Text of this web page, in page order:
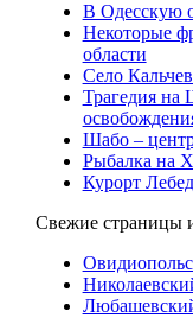
В Одесскую
Некоторые
области
Село
Трагедия на
Шабо –
Рыбалка на
Курорт
Свежие страницы